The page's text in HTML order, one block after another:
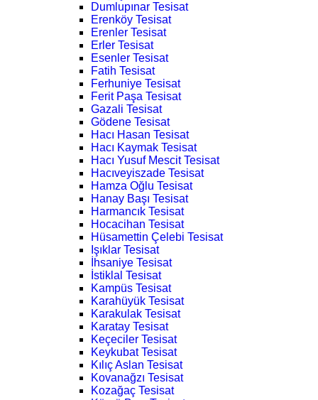
Dumlupınar Tesisat
Erenköy Tesisat
Erenler Tesisat
Erler Tesisat
Esenler Tesisat
Fatih Tesisat
Ferhuniye Tesisat
Ferit Paşa Tesisat
Gazali Tesisat
Gödene Tesisat
Hacı Hasan Tesisat
Hacı Kaymak Tesisat
Hacı Yusuf Mescit Tesisat
Hacıveyiszade Tesisat
Hamza Oğlu Tesisat
Hanay Başı Tesisat
Harmancık Tesisat
Hocacihan Tesisat
Hüsamettin Çelebi Tesisat
Işıklar Tesisat
İhsaniye Tesisat
İstiklal Tesisat
Kampüs Tesisat
Karahüyük Tesisat
Karakulak Tesisat
Karatay Tesisat
Keçeciler Tesisat
Keykubat Tesisat
Kılıç Aslan Tesisat
Kovanağzı Tesisat
Kozağaç Tesisat